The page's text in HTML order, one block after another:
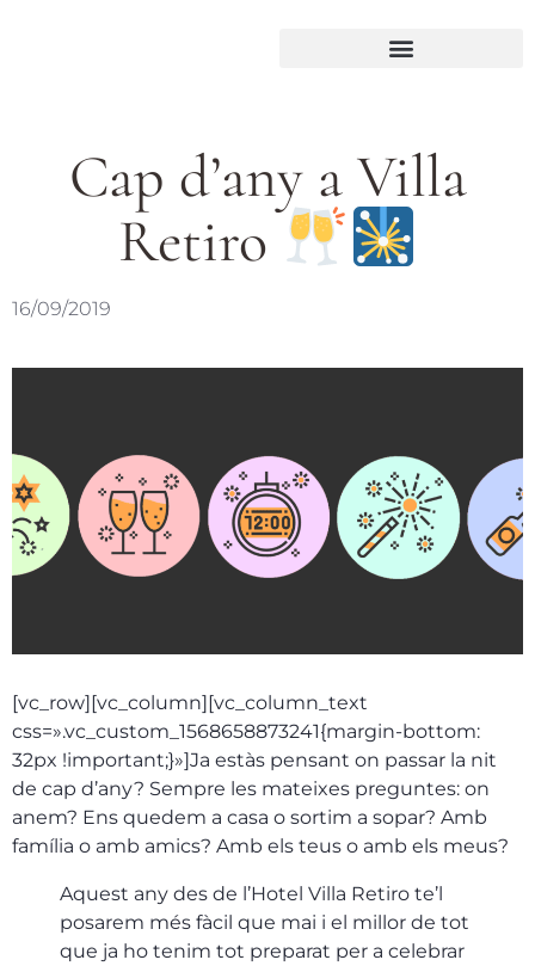
Cap d’any a Villa
Retiro
16/09/2019
[vc_row][vc_column][vc_column_text
css=».vc_custom_1568658873241{margin-bottom:
32px !important;}»]Ja estàs pensant on passar la nit
de cap d’any? Sempre les mateixes preguntes: on
anem? Ens quedem a casa o sortim a sopar? Amb
família o amb amics? Amb els teus o amb els meus?
Aquest any des de l’Hotel Villa Retiro te’l
posarem més fàcil que mai i el millor de tot
que ja ho tenim tot preparat per a celebrar